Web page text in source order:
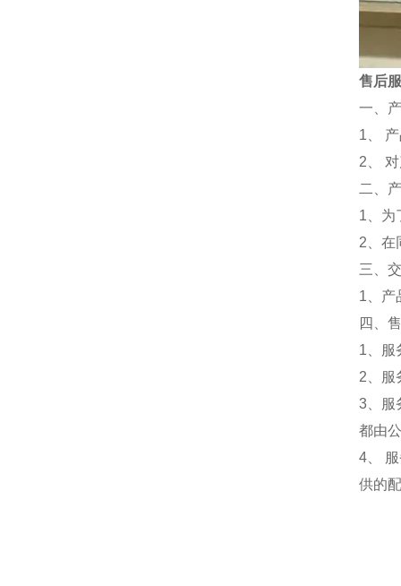
售后
一、
1、
2、
二、
1、为
2、在
三、
1、产
四、
1、服
2、服
3、服
都由
4、
供的